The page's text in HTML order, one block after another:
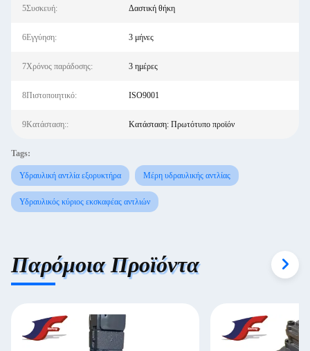
5Συσκευή: Δαστική θήκη
6Εγγύηση: 3 μήνες
7Χρόνος παράδοσης: 3 ημέρες
8Πιστοποιητικό: ISO9001
9Κατάσταση:: Κατάσταση: Πρωτότυπο προϊόν
Tags:
Υδραυλική αντλία εξορυκτήρα Μέρη υδραυλικής αντλίας
Υδραυλικός κύριος εκσκαφέας αντλιών
Παρόμοια Προϊόντα